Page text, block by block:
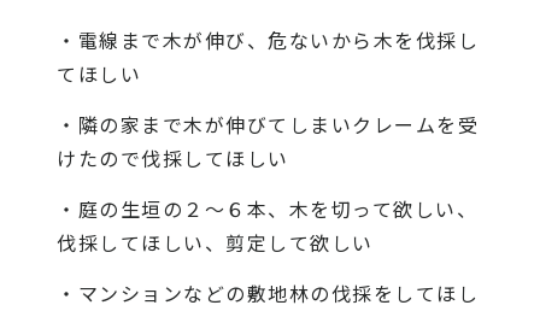
・電線まで木が伸び、危ないから木を伐採し
てほしい
・隣の家まで木が伸びてしまいクレームを受
けたので伐採してほしい
・庭の生垣の２〜６本、木を切って欲しい、
伐採してほしい、剪定して欲しい
・マンションなどの敷地林の伐採をしてほし